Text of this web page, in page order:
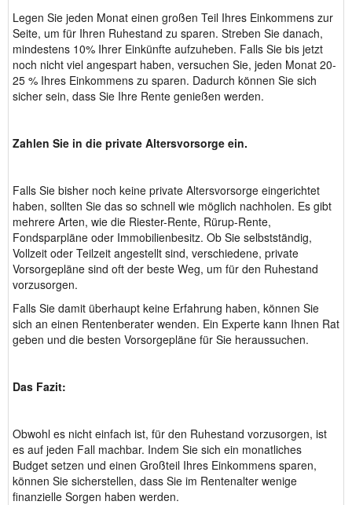
Legen Sie jeden Monat einen großen Teil Ihres Einkommens zur
Seite, um für Ihren Ruhestand zu sparen. Streben Sie danach,
mindestens 10% Ihrer Einkünfte aufzuheben. Falls Sie bis jetzt
noch nicht viel angespart haben, versuchen Sie, jeden Monat 20-
25 % Ihres Einkommens zu sparen. Dadurch können Sie sich
sicher sein, dass Sie Ihre Rente genießen werden.
Zahlen Sie in die private Altersvorsorge ein.
Falls Sie bisher noch keine private Altersvorsorge eingerichtet
haben, sollten Sie das so schnell wie möglich nachholen. Es gibt
mehrere Arten, wie die Riester-Rente, Rürup-Rente,
Fondsparpläne oder Immobilienbesitz. Ob Sie selbstständig,
Vollzeit oder Teilzeit angestellt sind, verschiedene, private
Vorsorgepläne sind oft der beste Weg, um für den Ruhestand
vorzusorgen.
Falls Sie damit überhaupt keine Erfahrung haben, können Sie
sich an einen Rentenberater wenden. Ein Experte kann Ihnen Rat
geben und die besten Vorsorgepläne für Sie heraussuchen.
Das Fazit:
Obwohl es nicht einfach ist, für den Ruhestand vorzusorgen, ist
es auf jeden Fall machbar. Indem Sie sich ein monatliches
Budget setzen und einen Großteil Ihres Einkommens sparen,
können Sie sicherstellen, dass Sie im Rentenalter wenige
finanzielle Sorgen haben werden.